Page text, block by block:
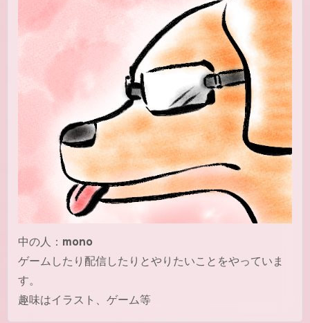
中の人： mono
ゲームしたり配信したりとやりたいことをやっていま
す。
趣味はイラスト、ゲーム等